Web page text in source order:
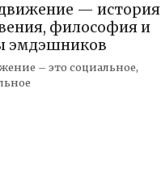
— история
философия и
эмдэшников
– это социальное,